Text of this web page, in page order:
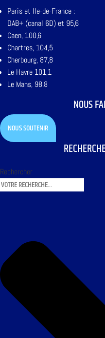
Paris et Ile-de-France :
DAB+ (canal 6D) et 95,6
Caen, 100,6
Chartres, 104,5
Cherbourg, 87,8
Le Havre 101,1
Le Mans, 98,8
NOUS
NOUS SOUTENIR
Rechercher